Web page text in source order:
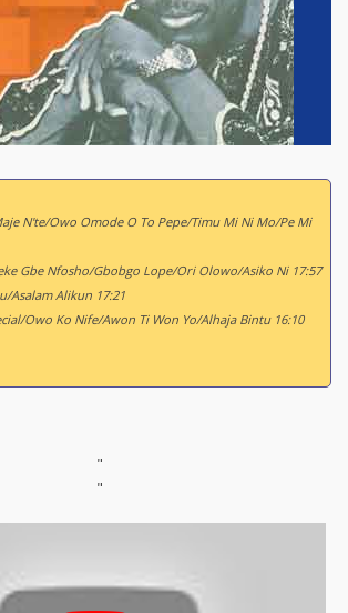
N'te/Owo Omode O To Pepe/Timu Mi Ni Mo/Pe Mi
Gbe Nfosho/Gbobgo Lope/Ori Olowo/Asiko Ni 17:57
Asalam Alikun 17:21
Owo Ko Nife/Awon Ti Won Yo/Alhaja Bintu 16:10
"
"